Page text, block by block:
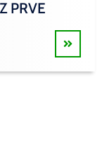
PRVE